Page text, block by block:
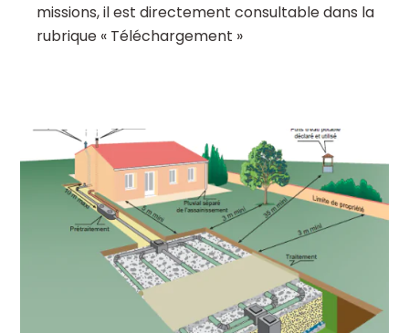
missions, il est directement consultable dans la
rubrique « Téléchargement »